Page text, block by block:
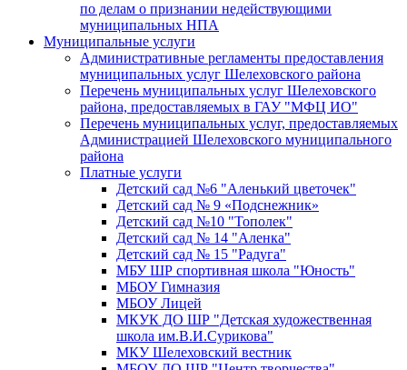
по делам о признании недействующими
муниципальных НПА
Муниципальные услуги
Административные регламенты предоставления
муниципальных услуг Шелеховского района
Перечень муниципальных услуг Шелеховского
района, предоставляемых в ГАУ "МФЦ ИО"
Перечень муниципальных услуг, предоставляемых
Администрацией Шелеховского муниципального
района
Платные услуги
Детский сад №6 "Аленький цветочек"
Детский сад № 9 «Подснежник»
Детский сад №10 "Тополек"
Детский сад № 14 "Аленка"
Детский сад № 15 "Радуга"
МБУ ШР спортивная школа "Юность"
МБОУ Гимназия
МБОУ Лицей
МКУК ДО ШР "Детская художественная
школа им.В.И.Сурикова"
МКУ Шелеховский вестник